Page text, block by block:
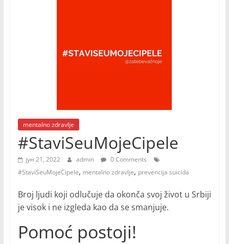
mentalno zdravlje
#StaviSeuMojeCipele
јун 21, 2022 admin
0 Comments
#StaviSeuMojeCipele, mentalno zdravlje, prevencija suicida
Broj ljudi koji odlučuje da okonča svoj život u Srbiji
je visok i ne izgleda kao da se smanjuje.
Pomoć postoji!